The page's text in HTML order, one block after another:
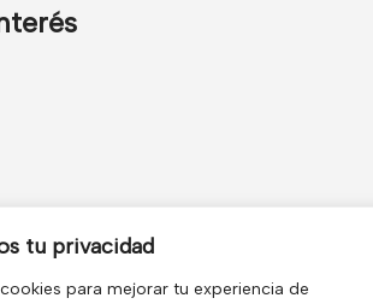
tu privacidad
para mejorar tu experiencia de